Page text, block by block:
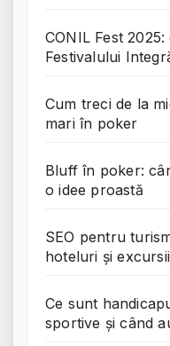
CONIL Fest
Festivalului
Cum treci de la
mari în poker
Bluff în poker:
o idee proastă
SEO pentru
hoteluri și
Ce sunt
sportive și când